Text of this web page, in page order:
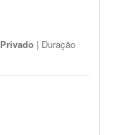
Privado | Duração